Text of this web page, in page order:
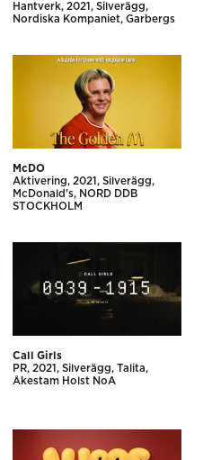
Hantverk 2021
Silverägg
Nordiska Kompaniet Garbergs
McDO
Aktivering
2021
Silverägg
McDonald's
NORD DDB
STOCKHOLM
Call Girls
PR 2021 Silverägg
Talita
Åkestam Holst NoA